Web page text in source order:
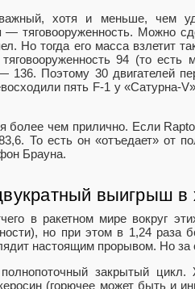
хотя и меньше, чем
— тяговооруженность. Можно
Но тогда его масса взлетит
94 (то
Поэтому 30 двигателей
пять F-1 у «Сатурна-
более чем прилично. Если
То есть он «отъедает» от
Брауна.
выигрыш в
в ракетном мире вокруг
но при этом в 1,24 раза
настоящим прорывом. Но за
закрытый цикл.
(горючее может быть и